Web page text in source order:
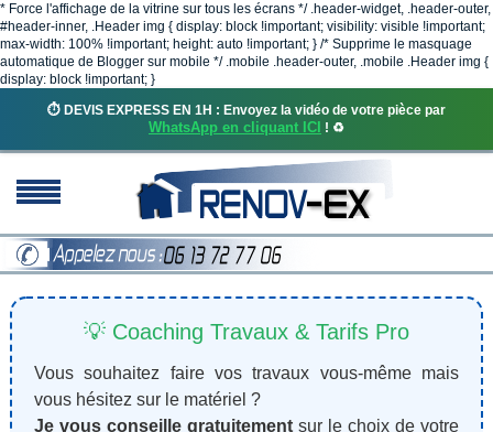
* Force l'affichage de la vitrine sur tous les écrans */ .header-widget, .header-outer,
#header-inner, .Header img { display: block !important; visibility: visible !important;
max-width: 100% !important; height: auto !important; } /* Supprime le masquage
automatique de Blogger sur mobile */ .mobile .header-outer, .mobile .Header img {
display: block !important; }
⏱️ DEVIS EXPRESS EN 1H : Envoyez la vidéo de votre pièce par
WhatsApp en cliquant ICI ! ♻️
💡 Coaching Travaux & Tarifs Pro
Vous souhaitez faire vos travaux vous-même mais
vous hésitez sur le matériel ?
Je vous conseille gratuitementsur le choix de votre